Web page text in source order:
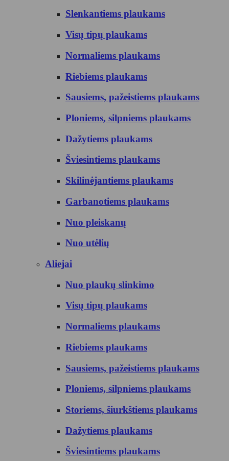
Slenkantiems plaukams
Visų tipų plaukams
Normaliems plaukams
Riebiems plaukams
Sausiems, pažeistiems plaukams
Ploniems, silpniems plaukams
Dažytiems plaukams
Šviesintiems plaukams
Skilinėjantiems plaukams
Garbanotiems plaukams
Nuo pleiskanų
Nuo utėlių
Aliejai
Nuo plaukų slinkimo
Visų tipų plaukams
Normaliems plaukams
Riebiems plaukams
Sausiems, pažeistiems plaukams
Ploniems, silpniems plaukams
Storiems, šiurkštiems plaukams
Dažytiems plaukams
Šviesintiems plaukams